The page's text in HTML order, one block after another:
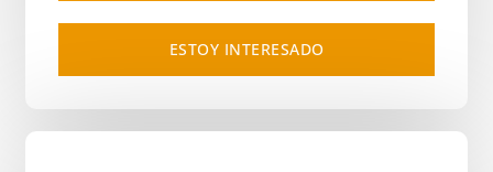
ESTOY INTERESADO